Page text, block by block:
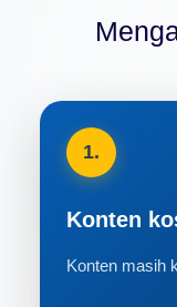
1.
Konten
Konten masih